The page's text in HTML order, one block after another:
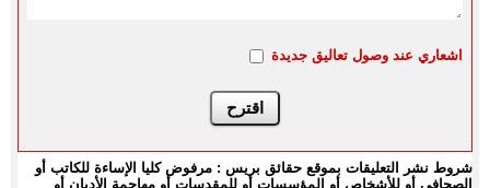
اشعاري عند وصول تعاليق جديدة
شروط نشر التعليقات بموقع حقائق بريس : مرفوض كليا الإساءة للكاتب أو
الصحافي أو للأشخاص أو المؤسسات أو للمقدسات أو مهاجمة الأديان أو